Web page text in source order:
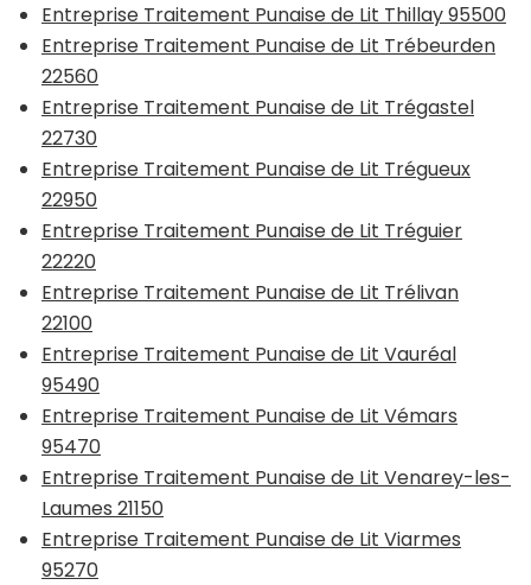
Entreprise Traitement Punaise de Lit Thillay 95500
Entreprise Traitement Punaise de Lit Trébeurden
22560
Entreprise Traitement Punaise de Lit Trégastel
22730
Entreprise Traitement Punaise de Lit Trégueux
22950
Entreprise Traitement Punaise de Lit Tréguier
22220
Entreprise Traitement Punaise de Lit Trélivan
22100
Entreprise Traitement Punaise de Lit Vauréal
95490
Entreprise Traitement Punaise de Lit Vémars
95470
Entreprise Traitement Punaise de Lit Venarey-les-
Laumes 21150
Entreprise Traitement Punaise de Lit Viarmes
95270